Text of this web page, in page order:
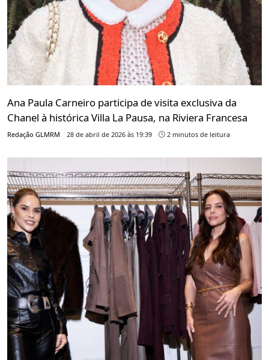
Ana Paula Carneiro participa de visita exclusiva da
Chanel à histórica Villa La Pausa, na Riviera Francesa
Redação GLMRM 28 de abril de 2026 às 19:39 2 minutos de leitura